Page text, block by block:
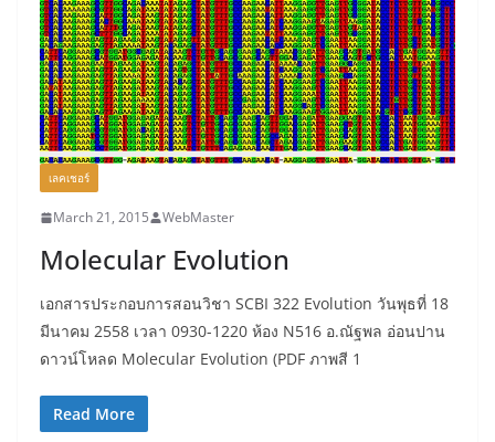
เลคเชอร์
March 21, 2015 WebMaster
Molecular Evolution
เอกสารประกอบการสอนวิชา SCBI 322 Evolution วันพุธที่ 18
มีนาคม 2558 เวลา 0930-1220 ห้อง N516 อ.ณัฐพล อ่อนปาน
ดาวน์โหลด Molecular Evolution (PDF ภาพสี 1
Read More